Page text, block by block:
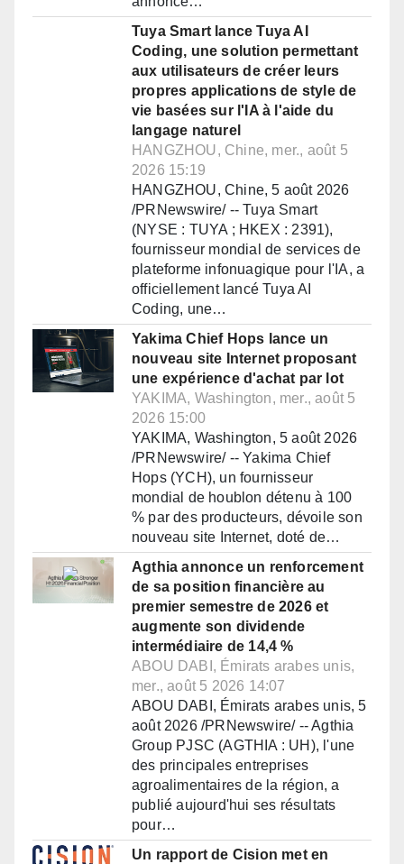
Tuya Smart lance Tuya AI
Coding, une solution permettant
aux utilisateurs de créer leurs
propres applications de style de
vie basées sur l'IA à l'aide du
langage naturel
HANGZHOU, Chine, mer., août 5
2026 15:19
HANGZHOU, Chine, 5 août 2026
/PRNewswire/ -- Tuya Smart
(NYSE : TUYA ; HKEX : 2391),
fournisseur mondial de services de
plateforme infonuagique pour l'IA, a
officiellement lancé Tuya AI
Coding, une…
Yakima Chief Hops lance un
nouveau site Internet proposant
une expérience d'achat par lot
YAKIMA, Washington, mer., août 5
2026 15:00
YAKIMA, Washington, 5 août 2026
/PRNewswire/ -- Yakima Chief
Hops (YCH), un fournisseur
mondial de houblon détenu à 100
% par des producteurs, dévoile son
nouveau site Internet, doté de…
Agthia annonce un renforcement
de sa position financière au
premier semestre de 2026 et
augmente son dividende
intermédiaire de 14,4 %
ABOU DABI, Émirats arabes unis,
mer., août 5 2026 14:07
ABOU DABI, Émirats arabes unis, 5
août 2026 /PRNewswire/ -- Agthia
Group PJSC (AGTHIA : UH), l'une
des principales entreprises
agroalimentaires de la région, a
publié aujourd'hui ses résultats
pour…
Un rapport de Cision met en